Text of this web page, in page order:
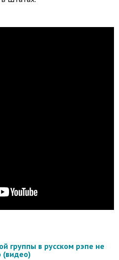
группы в русском рэпе не
(видео)